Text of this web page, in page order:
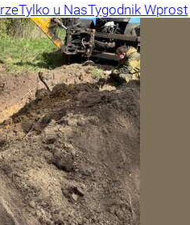
Tylko u NasTygodnik Wprost